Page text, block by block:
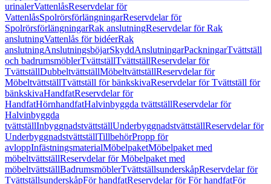
urinalerVattenlåsReservdelar för
VattenlåsSpolrörsförlängningarReservdelar för
SpolrörsförlängningarRak anslutningReservdelar för Rak
anslutningVattenlås för bidéerRak
anslutningAnslutningsböjarSkyddAnslutningarPackningarTvättställ
och badrumsmöblerTvättställTvättställReservdelar för
TvättställDubbeltvättställMöbeltvättställReservdelar för
MöbeltvättställTvättställ för bänkskivaReservdelar för Tvättställ för
bänkskivaHandfatReservdelar för
HandfatHörnhandfatHalvinbyggda tvättställReservdelar för
Halvinbyggda
tvättställInbyggnadstvättställUnderbyggnadstvättställReservdelar för
UnderbyggnadstvättställTillbehörPropp för
avloppInfästningsmaterialMöbelpaketMöbelpaket med
möbeltvättställReservdelar för Möbelpaket med
möbeltvättställBadrumsmöblerTvättställsunderskåpReservdelar för
TvättställsunderskåpFör handfatReservdelar för För handfatFör